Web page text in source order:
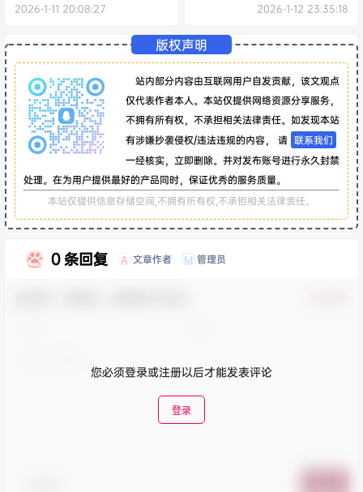
2026-1-11 20:08:27 2026-1-12 23:35:18
版权声明
站内部分内容由互联网用户自发贡献，该文观点
仅代表作者本人。本站仅提供网络资源分享服务，
不拥有所有权，不承担相关法律责任。如发现本站
有涉嫌抄袭侵权/违法违规的内容， 请 联系我们
一经核实，立即删除。并对发布账号进行永久封禁
处理。在为用户提供最好的产品同时，保证优秀的服务质量。
本站仅提供信息存储空间,不拥有所有权,不承担相关法律责任。
0 条回复 A 文章作者 M 管理员
您必须登录或注册以后才能发表评论
登录